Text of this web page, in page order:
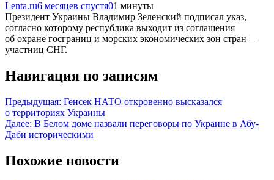
Lenta.ru6 месяцев спустя01 минуты
Президент Украины Владимир Зеленский подписал указ,
согласно которому республика выходит из соглашения
об охране госграниц и морских экономических зон стран —
участниц СНГ.
Навигация по записям
Предыдущая: Генсек НАТО откровенно высказался
о территориях Украины
Далее: В Белом доме назвали переговоры по Украине в Абу-
Даби историческими
Похожие новости